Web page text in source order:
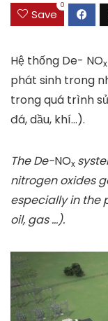
Save
0
Hệ thống De- NOx
phát sinh trong
trong quá trình
đá, dầu, khí…).
The De-NOx
nitrogen oxides
especially in the
oil, gas …).